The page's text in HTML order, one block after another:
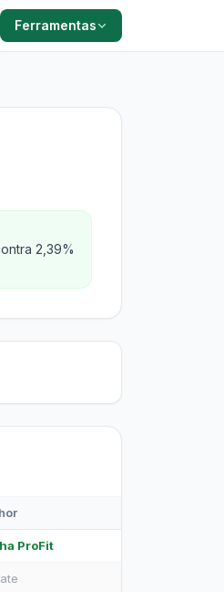
Ferramentas
2,39%
ProFit